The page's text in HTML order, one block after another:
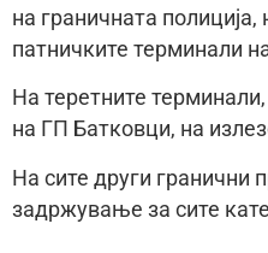
на граничната полиција,
патничките терминали
На теретните
на ГП Батковци, на
На сите други гранични
задржување за сите